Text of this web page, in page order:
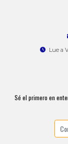
Lue a
Sé el primero en